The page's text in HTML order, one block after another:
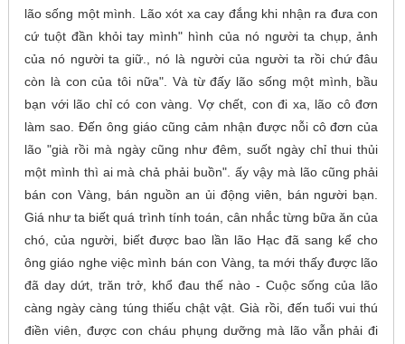
lão sống một mình. Lão xót xa cay đắng khi nhận ra đưa con
cứ tuột đần khỏi tay mình" hình của nó người ta chụp, ảnh
của nó người ta giữ., nó là người của người ta rồi chứ đâu
còn là con của tôi nữa". Và từ đấy lão sống một mình, bầu
bạn với lão chỉ có con vàng. Vợ chết, con đi xa, lão cô đơn
làm sao. Đến ông giáo cũng cảm nhận được nỗi cô đơn của
lão "già rồi mà ngày cũng như đêm, suốt ngày chỉ thui thủi
một mình thì ai mà chả phải buồn". ấy vậy mà lão cũng phải
bán con Vàng, bán nguồn an ủi động viên, bán người bạn.
Giá như ta biết quá trình tính toán, cân nhắc từng bữa ăn của
chó, của người, biết được bao lần lão Hạc đã sang kể cho
ông giáo nghe việc mình bán con Vàng, ta mới thấy được lão
đã day dứt, trăn trở, khổ đau thế nào - Cuộc sống của lão
càng ngày càng túng thiếu chật vật. Già rồi, đến tuổi vui thú
điền viên, được con cháu phụng dưỡng mà lão vẫn phải đi